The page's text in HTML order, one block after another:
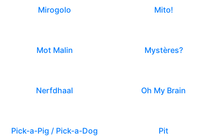
Mirogolo Mito!
Mot Malin Mystères?
Nerfdhaal Oh My Brain
Pick-a-Pig / Pick-a-Dog Pit